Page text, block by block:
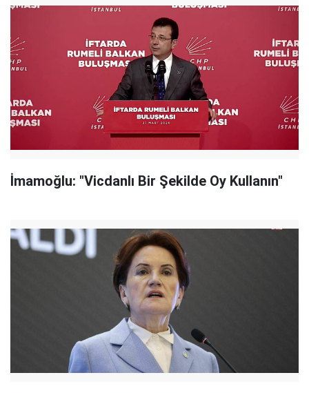
İmamoğlu: "Vicdanlı Bir Şekilde Oy Kullanın"